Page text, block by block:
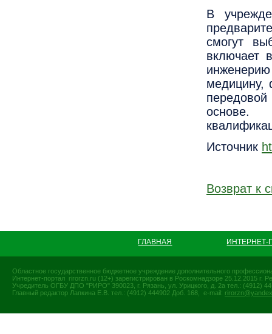
В
смогут
включает
медицину,
основе.
Источник
Возврат к
ГЛАВНАЯ
Областное государственное бюджетное учреждение дополнительного
Интернет-портал rirorzn.ru (12+) зарегистрирован в Роскомнадзоре 25.12.2015
Учредитель ОГБУ ДПО "РИРО" 390023, г. Рязань, ул. Урицкого, д. 2а тел.: (4912)
Главный редактор Лапкина Е.В. тел.: (4912) 444902 Доб. 168, e-mail: